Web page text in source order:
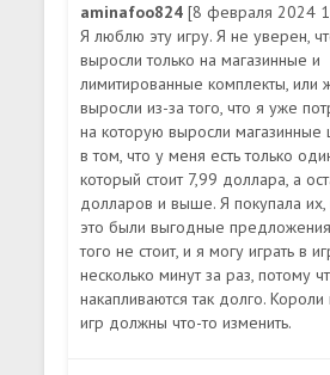
aminafoo824[8 февраля 2024
Я люблю эту игру. Я не уверен,
выросли только на магазинные и
лимитированные комплекты, или
выросли из-за того, что я уже
на которую выросли
в том, что у меня есть только
который стоит 7,99 доллара, а
долларов и выше. Я покупала их,
это были выгодные
того не стоит, и я могу играть в
несколько минут за раз, потому
накапливаются так долго. Короли
игр должны что-то изменить.